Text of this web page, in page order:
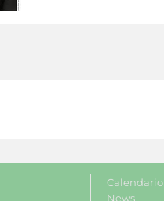
Calendario
News